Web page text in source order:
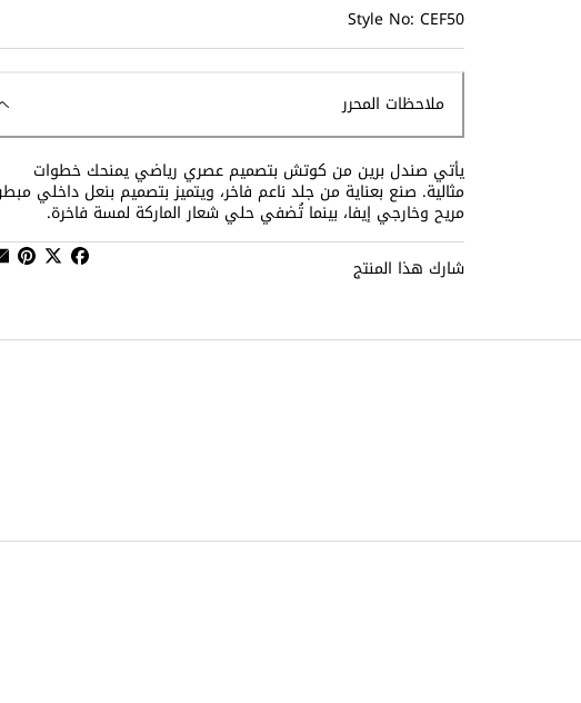
Style No: CEF50
ملاحظات المحرر
يأتي صندل برين من كوتش بتصميم عصري رياضي يمنحك خطوات
مثالية. صنع بعناية من جلد ناعم فاخر، ويتميز بتصميم بنعل داخلي
مريح وخارجي إيفا، بينما تُضفي حلي شعار الماركة لمسة فاخرة.
شارك هذا المنتج